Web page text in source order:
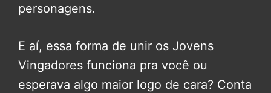
personagens.
E aí, essa forma de unir os Jovens
Vingadores funciona pra você ou
esperava algo maior logo de cara? Conta